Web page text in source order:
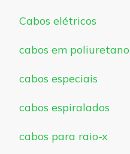
Cabos elétricos
cabos em poliuretano
cabos especiais
cabos espiralados
cabos para raio-x